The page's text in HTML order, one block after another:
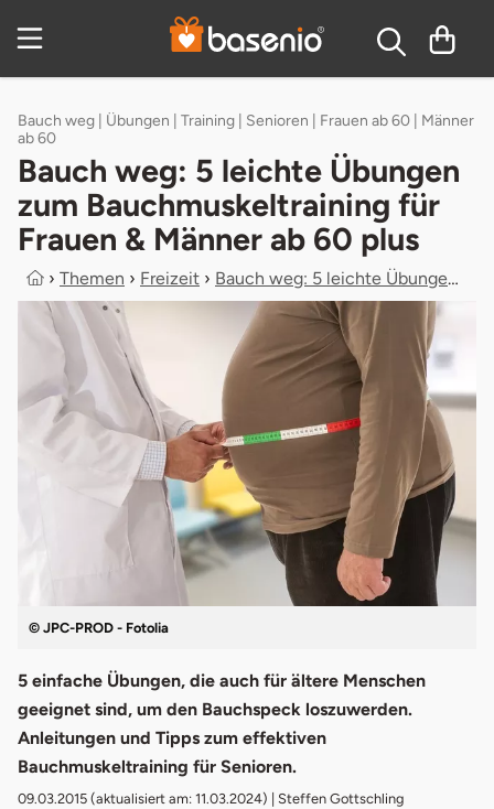
Inhaltsverzeichnis
Bauch weg | Übungen | Training | Senioren | Frauen ab 60 | Männer
ab 60
Bauch weg: 5 leichte Übungen
zum Bauchmuskeltraining für
Frauen & Männer ab 60 plus
› Themen › Freizeit › Bauch weg: 5 leichte Übungen zum Ba...
© JPC-PROD - Fotolia
5 einfache Übungen, die auch für ältere Menschen
geeignet sind, um den Bauchspeck loszuwerden.
Anleitungen und Tipps zum effektiven
Bauchmuskeltraining für Senioren.
09.03.2015 (aktualisiert am: 11.03.2024) | Steffen Gottschling